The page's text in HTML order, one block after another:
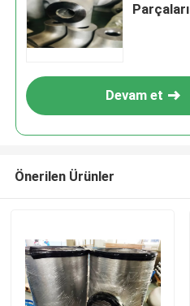
Parçaları
Devam et
Önerilen Ürünler